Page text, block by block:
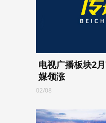
电视广播板块2
媒领涨
02/08